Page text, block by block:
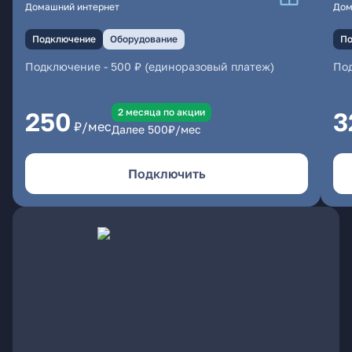
Домашний интернет
Подключение Оборудование
Подключение - 500 ₽ (единоразовый платеж)
250 ₽/мес
2 месяцa по акции
Далее 500₽/мес
Подключить